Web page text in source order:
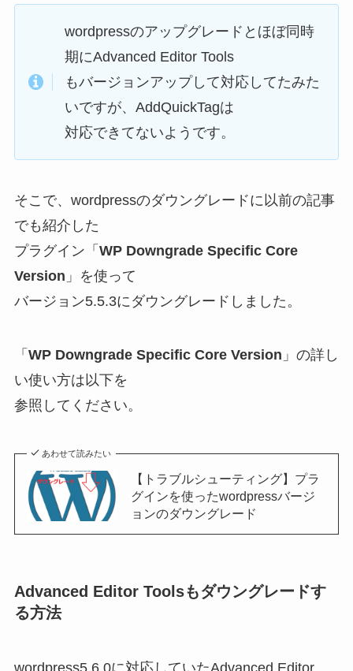
wordpressのアップグレードとほぼ同時
期にAdvanced Editor Tools
もバージョンアップして対応してたみた
いですが、AddQuickTagは
対応できてないようです。
そこで、wordpressのダウングレードに以前の記事
でも紹介した
プラグイン「 WP Downgrade Specific Core
Version 」を使って
バージョン5.5.3にダウングレードしました。
「 WP Downgrade Specific Core Version 」の詳し
い使い方は以下を
参照してください。
あわせて読みたい
【トラブルシューティング】プラ
グインを使ったwordpressバージ
ョンのダウングレード
Advanced Editor Toolsもダウングレードす
る方法
wordpress5.6.0に対応していたAdvanced Editor